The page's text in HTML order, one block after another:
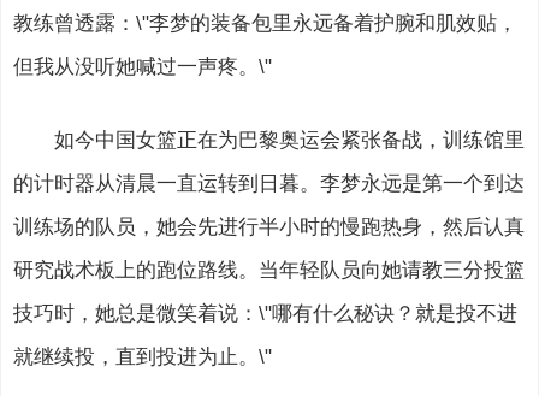
教练曾透露：\"李梦的装备包里永远备着护腕和肌效贴，
但我从没听她喊过一声疼。\"
如今中国女篮正在为巴黎奥运会紧张备战，训练馆里
的计时器从清晨一直运转到日暮。李梦永远是第一个到达
训练场的队员，她会先进行半小时的慢跑热身，然后认真
研究战术板上的跑位路线。当年轻队员向她请教三分投篮
技巧时，她总是微笑着说：\"哪有什么秘诀？就是投不进
就继续投，直到投进为止。\"